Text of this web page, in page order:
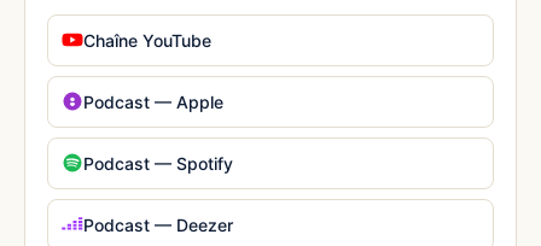
Chaîne YouTube
Podcast — Apple
Podcast — Spotify
Podcast — Deezer